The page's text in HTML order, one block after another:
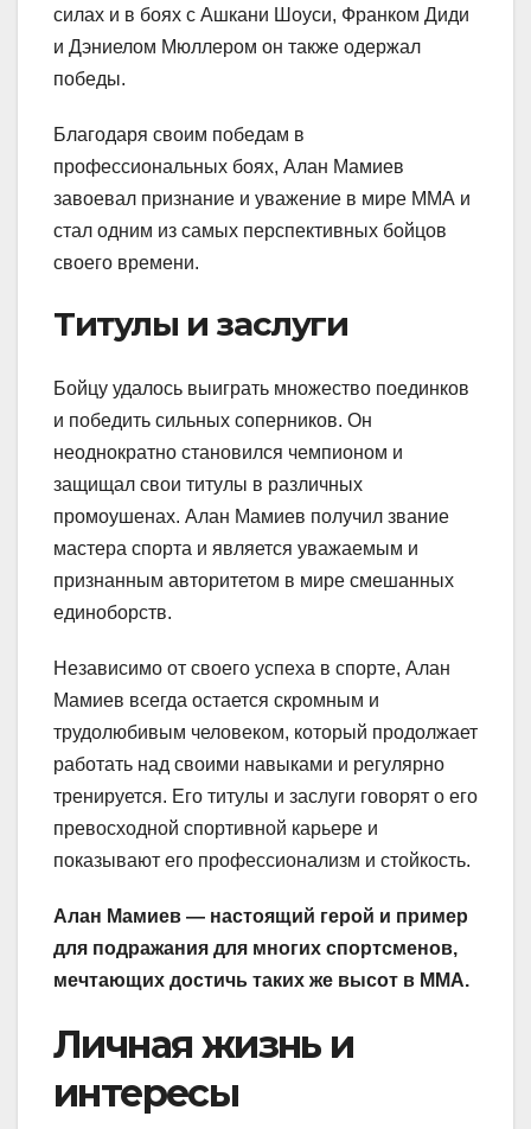
силах и в боях с Ашкани Шоуси, Франком Диди
и Дэниелом Мюллером он также одержал
победы.
Благодаря своим победам в
профессиональных боях, Алан Мамиев
завоевал признание и уважение в мире ММА и
стал одним из самых перспективных бойцов
своего времени.
Титулы и заслуги
Бойцу удалось выиграть множество поединков
и победить сильных соперников. Он
неоднократно становился чемпионом и
защищал свои титулы в различных
промоушенах. Алан Мамиев получил звание
мастера спорта и является уважаемым и
признанным авторитетом в мире смешанных
единоборств.
Независимо от своего успеха в спорте, Алан
Мамиев всегда остается скромным и
трудолюбивым человеком, который продолжает
работать над своими навыками и регулярно
тренируется. Его титулы и заслуги говорят о его
превосходной спортивной карьере и
показывают его профессионализм и стойкость.
Алан Мамиев — настоящий герой и пример
для подражания для многих спортсменов,
мечтающих достичь таких же высот в ММА.
Личная жизнь и
интересы